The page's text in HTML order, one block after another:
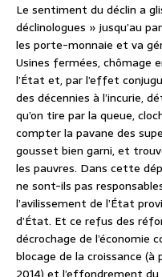
Le sentiment du déclin a
déclinologues » jusqu’au
les porte-monnaie et va
Usines fermées, chômage
l’État et, par l’effet
des décennies à l’incurie,
qu’on tire par la queue,
compter la pavane des
gousset bien garni, et
les pauvres. Dans cette
ne sont-ils pas
l’avilissement de l’État
d’État. Et ce refus des
décrochage de l’économie
blocage de la croissance